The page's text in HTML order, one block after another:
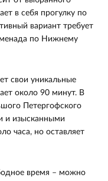
в себя прогулку по
вариант требует
по Нижнему
свои уникальные
около 90 минут. В
Петергофского
и изысканными
часа, но оставляет
время – можно